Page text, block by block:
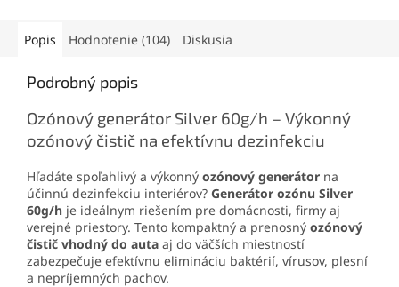
pribalenémupower modulu
ozónu. Spoľahlivý
náročné domáce aj
profesionálne využitie.
hadičku sa privádza do vody,
dotykové ovládanie, výkon
600 mg/h a elegantné
predstavuje praktického
pomocníka do modernej
kuchyne.
Popis Hodnotenie (104) Diskusia
Podrobný popis
Ozónový generátor Silver 60g/h – Výkonný
ozónový čistič na efektívnu dezinfekciu
Hľadáte spoľahlivý a výkonný ozónový generátor na
účinnú dezinfekciu interiérov? Generátor ozónu Silver
60g/h je ideálnym riešením pre domácnosti, firmy aj
verejné priestory. Tento kompaktný a prenosný ozónový
čistič vhodný do auta aj do väčších miestností
zabezpečuje efektívnu elimináciu baktérií, vírusov, plesní
a nepríjemných pachov.